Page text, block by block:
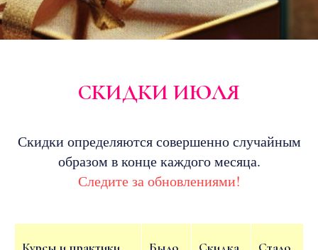
СКИДКИ ИЮЛЯ
Скидки определяются совершенно случайным
образом в конце каждого месяца.
Следите за обновлениями!
Курсы и практики Было Скидка Стало